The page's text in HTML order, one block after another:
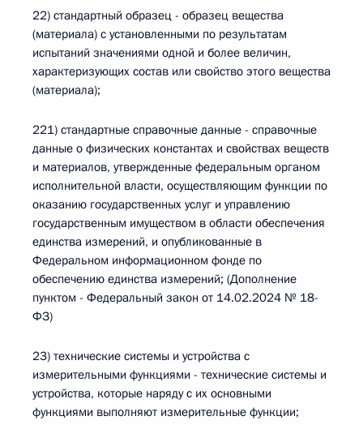
22) стандартный образец - образец вещества
(материала) с установленными по результатам
испытаний значениями одной и более величин,
характеризующих состав или свойство этого вещества
(материала);
221) стандартные справочные данные - справочные
данные о физических константах и свойствах веществ
и материалов, утвержденные федеральным органом
исполнительной власти, осуществляющим функции по
оказанию государственных услуг и управлению
государственным имуществом в области обеспечения
единства измерений, и опубликованные в
Федеральном информационном фонде по
обеспечению единства измерений; (Дополнение
пунктом - Федеральный закон от 14.02.2024 № 18-
ФЗ)
23) технические системы и устройства с
измерительными функциями - технические системы и
устройства, которые наряду с их основными
функциями выполняют измерительные функции;